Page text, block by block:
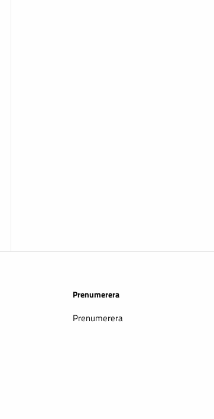
Prenumerera
Prenumerera